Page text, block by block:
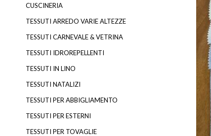
CUSCINERIA
TESSUTI ARREDO VARIE ALTEZZE
TESSUTI CARNEVALE & VETRINA
TESSUTI IDROREPELLENTI
TESSUTI IN LINO
TESSUTI NATALIZI
TESSUTI PER ABBIGLIAMENTO
TESSUTI PER ESTERNI
TESSUTI PER TOVAGLIE